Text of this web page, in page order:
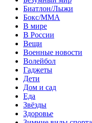
Биатлон/Лыжи
Бокс/MMA
В мире
В России
Вещи
Военные новости
Волейбол
Гаджеты
Дети
Дом и сад
Еда
Звёзды
Здоровье